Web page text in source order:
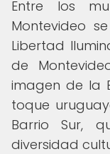
Entre los
Montevideo
Libertad
de
imagen de la
toque
Barrio Sur,
diversidad